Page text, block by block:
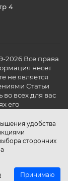
удобства
сторонних
Принимаю
4
2026 Все права
несёт
не является
Статьи
во всех для вас
его